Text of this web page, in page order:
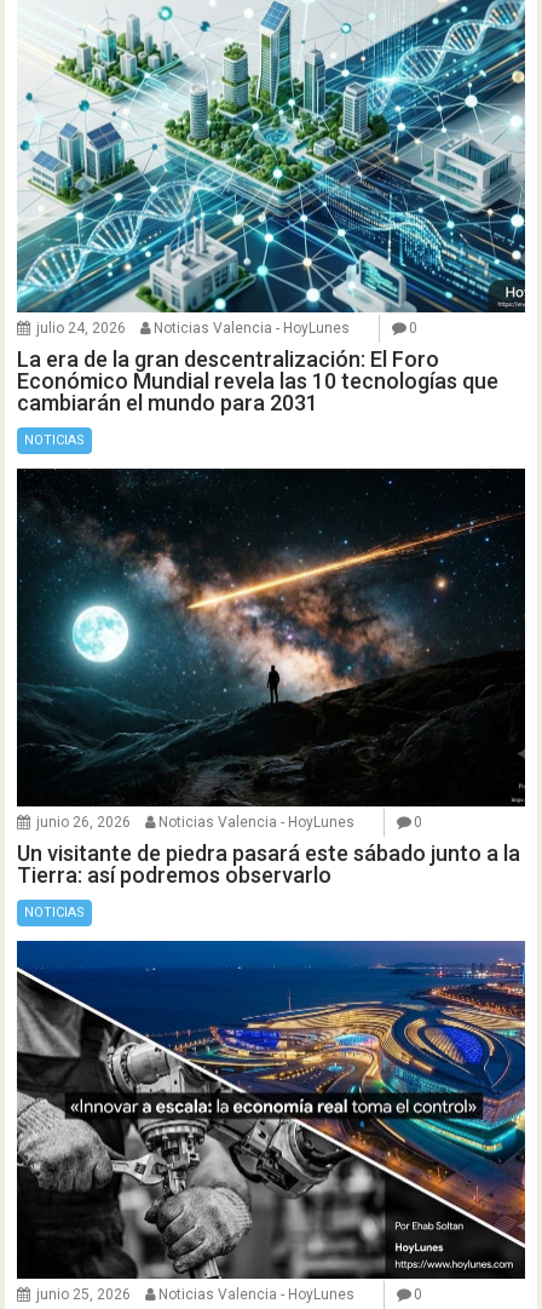
julio 24, 2026 Noticias Valencia - HoyLunes 0
La era de la gran descentralización: El Foro
Económico Mundial revela las 10 tecnologías que
cambiarán el mundo para 2031
NOTICIAS
junio 26, 2026 Noticias Valencia - HoyLunes 0
Un visitante de piedra pasará este sábado junto a la
Tierra: así podremos observarlo
NOTICIAS
junio 25, 2026 Noticias Valencia - HoyLunes 0